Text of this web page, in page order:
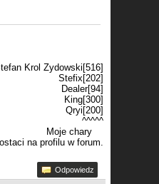
Krol Zydowski[516]
Stefix[202]
Dealer[94]
King[300]
Qryi[200]
^^^^^
Moje chary
na profilu w forum.
Odpowiedz